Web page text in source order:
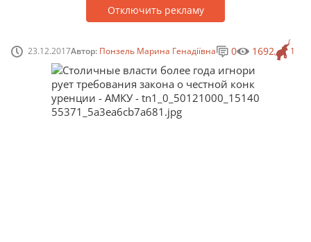
Отключить рекламу
23.12.2017Автор: Понзель Марина Генадіївна 1
0 1692